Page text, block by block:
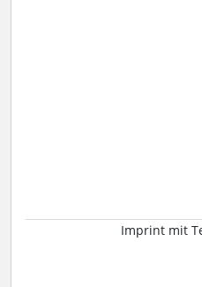
Imprint mit